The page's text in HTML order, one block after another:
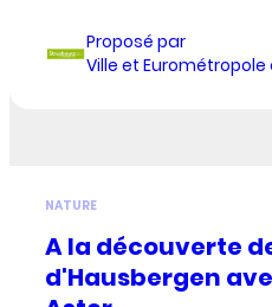
Proposé par
Ville et
NATURE
A la découverte
d'Hausbergen